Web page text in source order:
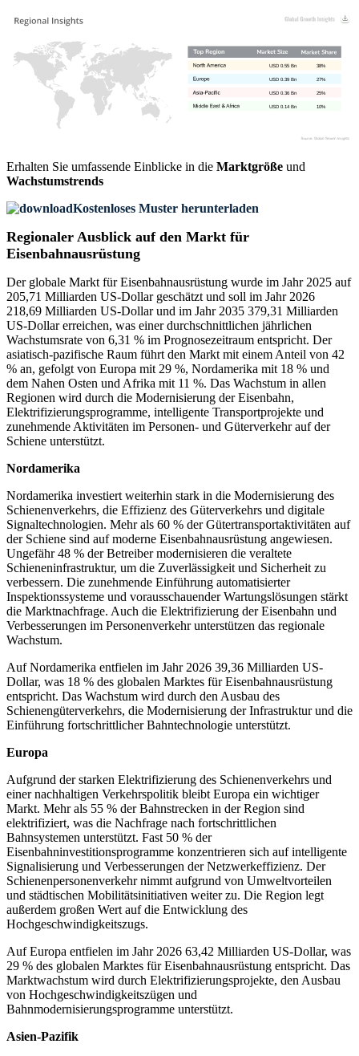
10%
USD 0.14 Bn
25%
USD 0.36 Bn
27%
USD 0.39 Bn
38%
USD 0.55 Bn
Erhalten Sie umfassende Einblicke in die Marktgröße und
Wachstumstrends
Kostenloses Muster herunterladen
Regionaler Ausblick auf den Markt für
Eisenbahnausrüstung
Der globale Markt für Eisenbahnausrüstung wurde im Jahr 2025 auf
205,71 Milliarden US-Dollar geschätzt und soll im Jahr 2026
218,69 Milliarden US-Dollar und im Jahr 2035 379,31 Milliarden
US-Dollar erreichen, was einer durchschnittlichen jährlichen
Wachstumsrate von 6,31 % im Prognosezeitraum entspricht. Der
asiatisch-pazifische Raum führt den Markt mit einem Anteil von 42
% an, gefolgt von Europa mit 29 %, Nordamerika mit 18 % und
dem Nahen Osten und Afrika mit 11 %. Das Wachstum in allen
Regionen wird durch die Modernisierung der Eisenbahn,
Elektrifizierungsprogramme, intelligente Transportprojekte und
zunehmende Aktivitäten im Personen- und Güterverkehr auf der
Schiene unterstützt.
Nordamerika
Nordamerika investiert weiterhin stark in die Modernisierung des
Schienenverkehrs, die Effizienz des Güterverkehrs und digitale
Signaltechnologien. Mehr als 60 % der Gütertransportaktivitäten auf
der Schiene sind auf moderne Eisenbahnausrüstung angewiesen.
Ungefähr 48 % der Betreiber modernisieren die veraltete
Schieneninfrastruktur, um die Zuverlässigkeit und Sicherheit zu
verbessern. Die zunehmende Einführung automatisierter
Inspektionssysteme und vorausschauender Wartungslösungen stärkt
die Marktnachfrage. Auch die Elektrifizierung der Eisenbahn und
Verbesserungen im Personenverkehr unterstützen das regionale
Wachstum.
Auf Nordamerika entfielen im Jahr 2026 39,36 Milliarden US-
Dollar, was 18 % des globalen Marktes für Eisenbahnausrüstung
entspricht. Das Wachstum wird durch den Ausbau des
Schienengüterverkehrs, die Modernisierung der Infrastruktur und die
Einführung fortschrittlicher Bahntechnologie unterstützt.
Europa
Aufgrund der starken Elektrifizierung des Schienenverkehrs und
einer nachhaltigen Verkehrspolitik bleibt Europa ein wichtiger
Markt. Mehr als 55 % der Bahnstrecken in der Region sind
elektrifiziert, was die Nachfrage nach fortschrittlichen
Bahnsystemen unterstützt. Fast 50 % der
Eisenbahninvestitionsprogramme konzentrieren sich auf intelligente
Signalisierung und Verbesserungen der Netzwerkeffizienz. Der
Schienenpersonenverkehr nimmt aufgrund von Umweltvorteilen
und städtischen Mobilitätsinitiativen weiter zu. Die Region legt
außerdem großen Wert auf die Entwicklung des
Hochgeschwindigkeitszugs.
Auf Europa entfielen im Jahr 2026 63,42 Milliarden US-Dollar, was
29 % des globalen Marktes für Eisenbahnausrüstung entspricht. Das
Marktwachstum wird durch Elektrifizierungsprojekte, den Ausbau
von Hochgeschwindigkeitszügen und
Bahnmodernisierungsprogramme unterstützt.
Asien-Pazifik